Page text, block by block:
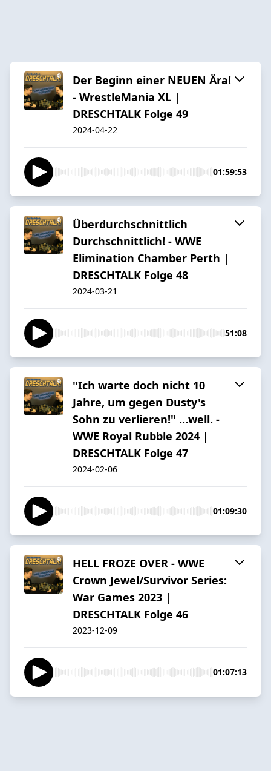
Der Beginn einer NEUEN Ära!
- WrestleMania XL |
DRESCHTALK Folge 49
2024-04-22
01:59:53
Überdurchschnittlich
Durchschnittlich! - WWE
Elimination Chamber Perth |
DRESCHTALK Folge 48
2024-03-21
51:08
"Ich warte doch nicht 10
Jahre, um gegen Dusty's
Sohn zu verlieren!" ...well. -
WWE Royal Rubble 2024 |
DRESCHTALK Folge 47
2024-02-06
01:09:30
HELL FROZE OVER - WWE
Crown Jewel/Survivor Series:
War Games 2023 |
DRESCHTALK Folge 46
2023-12-09
01:07:13